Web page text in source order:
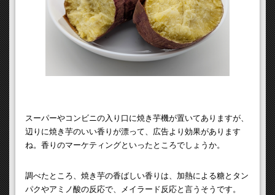
スーパーやコンビニの入り口に焼き芋機が置いてありますが、
辺りに焼き芋のいい香りが漂って、広告より効果があります
ね。香りのマーケティングといったところでしょうか。
調べたところ、焼き芋の香ばしい香りは、加熱による糖とタン
パクやアミノ酸の反応で、メイラード反応と言うそうです。